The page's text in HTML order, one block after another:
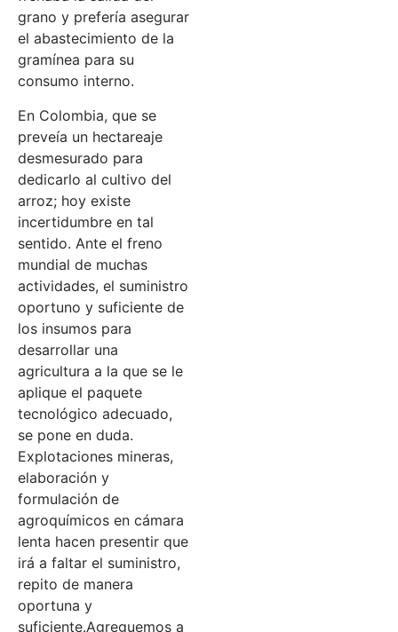
grano y prefería asegurar
el abastecimiento de la
gramínea para su
consumo interno.
En Colombia, que se
preveía un hectareaje
desmesurado para
dedicarlo al cultivo del
arroz; hoy existe
incertidumbre en tal
sentido. Ante el freno
mundial de muchas
actividades, el suministro
oportuno y suficiente de
los insumos para
desarrollar una
agricultura a la que se le
aplique el paquete
tecnológico adecuado,
se pone en duda.
Explotaciones mineras,
elaboración y
formulación de
agroquímicos en cámara
lenta hacen presentir que
irá a faltar el suministro,
repito de manera
oportuna y
suficiente.Agreguemos a